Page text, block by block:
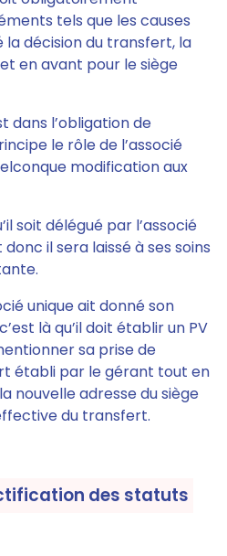
tels que les causes
la décision du transfert, la
en avant pour le siège
dans l’obligation de
le rôle de l’associé
modification aux
soit délégué par l’associé
il sera laissé à ses soins
unique ait donné son
là qu’il doit établir un PV
sa prise de
établi par le gérant tout en
nouvelle adresse du siège
du transfert.
des statuts